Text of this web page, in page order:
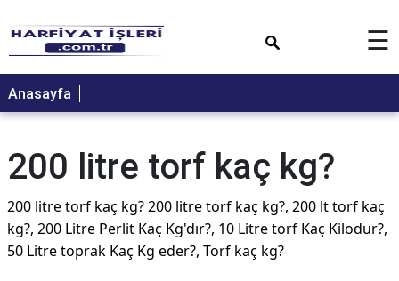
☰
Anasayfa
200 litre torf kaç kg?
200 litre torf kaç kg? 200 litre torf kaç kg?, 200 lt torf kaç
kg?, 200 Litre Perlit Kaç Kg'dır?, 10 Litre torf Kaç Kilodur?,
50 Litre toprak Kaç Kg eder?, Torf kaç kg?